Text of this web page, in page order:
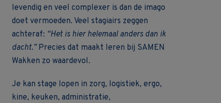
levendig en veel complexer is dan de imago
doet vermoeden. Veel stagiairs zeggen
achteraf: “Het is hier helemaal anders dan ik
dacht.”Precies dat maakt leren bij SAMEN
Wakken zo waardevol.
Je kan stage lopen in zorg, logistiek, ergo,
kine, keuken, administratie,